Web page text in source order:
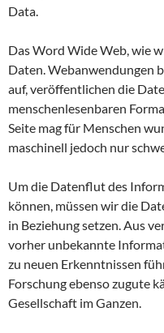
Data.
Das Word Wide Web, wie
Daten. Webanwendungen
auf, veröffentlichen die
menschenlesenbaren
Seite mag für Menschen
maschinell jedoch nur
Um die Datenflut des
können, müssen wir die
in Beziehung setzen. Aus
vorher unbekannte
zu neuen Erkenntnissen
Forschung ebenso zugute
Gesellschaft im Ganzen.